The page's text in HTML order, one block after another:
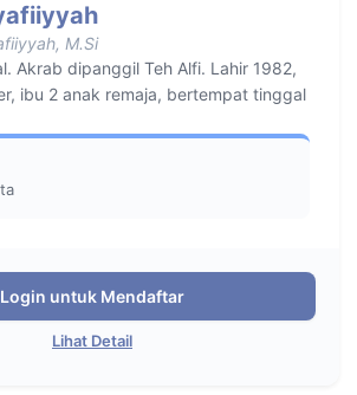
M.Si
Akrab dipanggil Teh Alfi. Lahir 1982,
ibu 2 anak remaja, bertempat tinggal
Login untuk Mendaftar
Lihat Detail